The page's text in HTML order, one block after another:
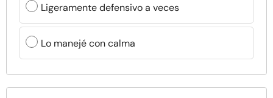
Ligeramente defensivo a veces
Lo manejé con calma